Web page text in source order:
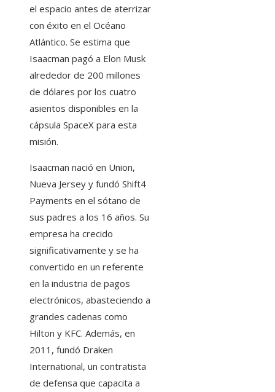
el espacio antes de aterrizar
con éxito en el Océano
Atlántico. Se estima que
Isaacman pagó a Elon Musk
alrededor de 200 millones
de dólares por los cuatro
asientos disponibles en la
cápsula SpaceX para esta
misión.
Isaacman nació en Union,
Nueva Jersey y fundó Shift4
Payments en el sótano de
sus padres a los 16 años. Su
empresa ha crecido
significativamente y se ha
convertido en un referente
en la industria de pagos
electrónicos, abasteciendo a
grandes cadenas como
Hilton y KFC. Además, en
2011, fundó Draken
International, un contratista
de defensa que capacita a